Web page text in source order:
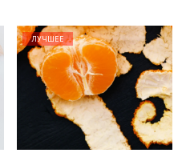
ЛУЧШЕЕ